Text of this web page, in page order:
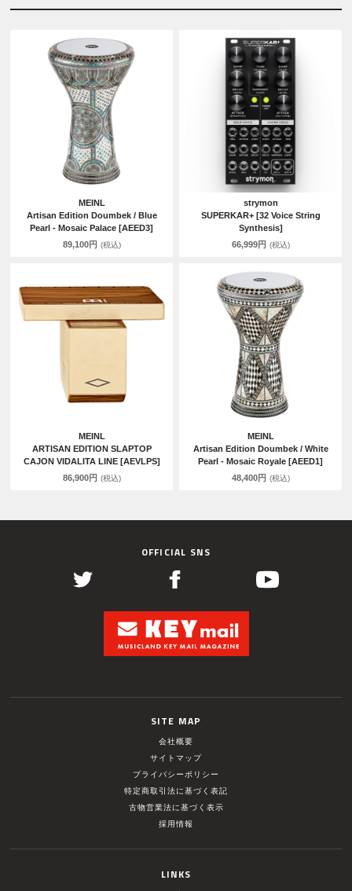
MEINL
Artisan Edition Doumbek / Blue
Pearl - Mosaic Palace [AEED3]
89,100円 (税込)
strymon
SUPERKAR+ [32 Voice String
Synthesis]
66,999円 (税込)
MEINL
ARTISAN EDITION SLAPTOP
CAJON VIDALITA LINE [AEVLPS]
86,900円 (税込)
MEINL
Artisan Edition Doumbek / White
Pearl - Mosaic Royale [AEED1]
48,400円 (税込)
OFFICIAL SNS
SITE MAP
会社概要
サイトマップ
プライバシーポリシー
特定商取引法に基づく表記
古物営業法に基づく表示
採用情報
LINKS